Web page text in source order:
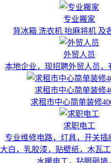
专业搬家
背冰箱 洗衣机 抬麻将机 及
外贸人员
本地企业，现招聘外贸人员，
求租市中心简单装修
求租市中心简单装修
求职电工
专业维修电路，灯具，开关插
水暖电工，钻眼砸墙